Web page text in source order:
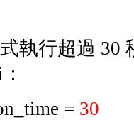
執行超過 30
= 30